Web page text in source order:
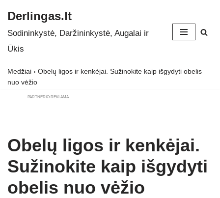
Skip
to
Derlingas.lt
Sodininkystė, Daržininkystė, Augalai ir
Ūkis
Medžiai › Obelų ligos ir kenkėjai. Sužinokite kaip išgydyti obelis
nuo vėžio
PARTNERIO REKLAMA
Obelų ligos ir kenkėjai.
Sužinokite kaip išgydyti
obelis nuo vėžio